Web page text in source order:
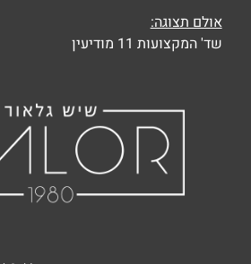
אולם תצוגה:
שד' המקצועות 11 מודיעין